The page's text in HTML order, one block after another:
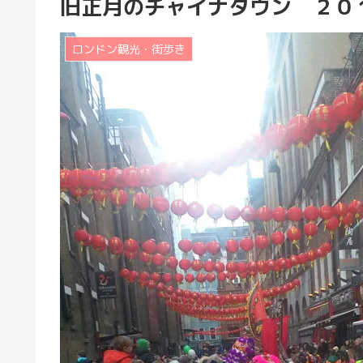
旧正月のチャイナタウン ２０
ロンドン観光・街歩き